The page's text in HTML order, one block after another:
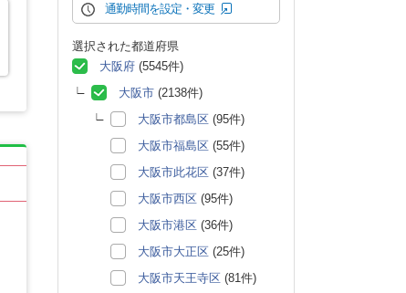
通勤時間を設定・変更
選択された都道府県
大阪府 (5545件)
大阪市 (2138件)
大阪市都島区 (95件)
大阪市福島区 (55件)
大阪市此花区 (37件)
大阪市西区 (95件)
大阪市港区 (36件)
大阪市大正区 (25件)
大阪市天王寺区 (81件)